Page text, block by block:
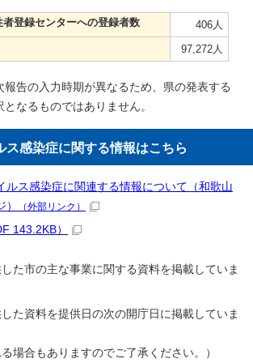
登録センターへの登録者数
406人
97,272人
報告の入力時期が異なるため、県の発表する
となるものではありません。
ス感染症に関する情報はこちら
ルス感染症に関連する情報について（和歌山
（外部リンク）
143.2KB）
た市の主な事業に関する資料を掲載していま
た資料を提供日の次の開庁日に掲載していま
る場合もありますのでご了承ください。）